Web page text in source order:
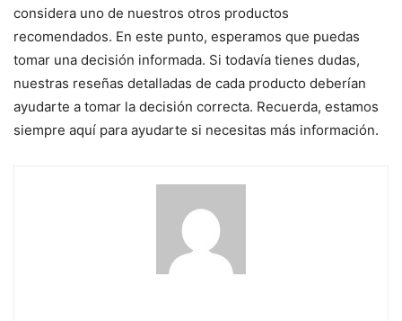
considera uno de nuestros otros productos
recomendados. En este punto, esperamos que puedas
tomar una decisión informada. Si todavía tienes dudas,
nuestras reseñas detalladas de cada producto deberían
ayudarte a tomar la decisión correcta. Recuerda, estamos
siempre aquí para ayudarte si necesitas más información.